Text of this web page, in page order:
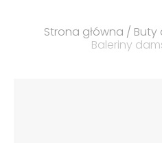
Strona główna Buty
Baleriny